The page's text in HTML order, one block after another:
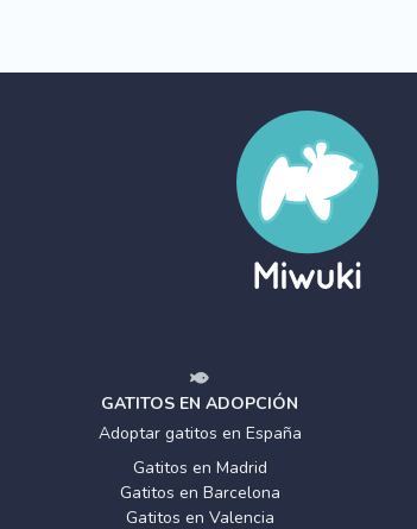
GATITOS EN ADOPCIÓN
Adoptar gatitos en España
Gatitos en Madrid
Gatitos en Barcelona
Gatitos en Valencia